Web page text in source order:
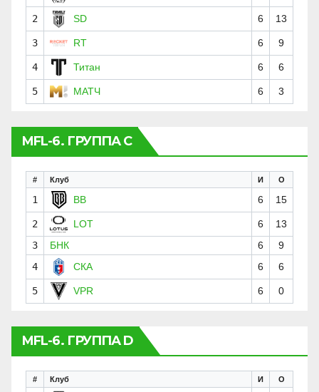
2 SD 6 13
3 RT 6 9
4 Титан 6 6
5 МАТЧ 6 3
MFL-6. ГРУППА C
# Клуб И О
1 BB 6 15
2 LOT 6
13
3
БНК 6
9
4
СКА 6 6
5 VPR 6 0
MFL-6. ГРУППА D
# Клуб И О